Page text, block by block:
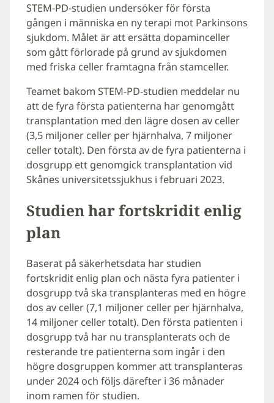
STEM-PD-studien undersöker för första
gången i människa en ny terapi mot Parkinsons
sjukdom. Målet är att ersätta dopaminceller
som gått förlorade på grund av sjukdomen
med friska celler framtagna från stamceller.
Teamet bakom STEM-PD-studien meddelar nu
att de fyra första patienterna har genomgått
transplantation med den lägre dosen av celler
(3,5 miljoner celler per hjärnhalva, 7 miljoner
celler totalt). Den första av de fyra patienterna i
dosgrupp ett genomgick transplantation vid
Skånes universitetssjukhus i februari 2023.
Studien har fortskridit enlig
plan
Baserat på säkerhetsdata har studien
fortskridit enlig plan och nästa fyra patienter i
dosgrupp två ska transplanteras med en högre
dos av celler (7,1 miljoner celler per hjärnhalva,
14 miljoner celler totalt). Den första patienten i
dosgrupp två har nu transplanterats och de
resterande tre patienterna som ingår i den
högre dosgruppen kommer att transplanteras
under 2024 och följs därefter i 36 månader
inom ramen för studien.